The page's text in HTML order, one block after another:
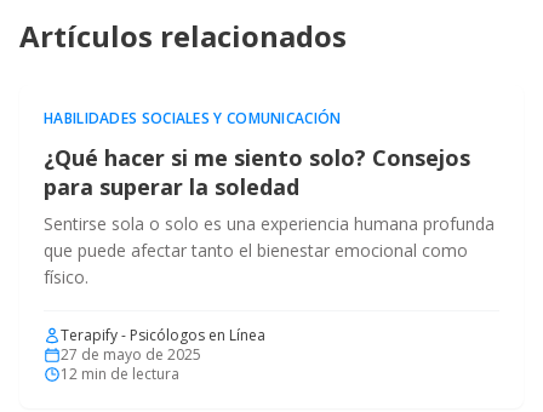
Artículos relacionados
HABILIDADES SOCIALES Y COMUNICACIÓN
¿Qué hacer si me siento solo? Consejos
para superar la soledad
Sentirse sola o solo es una experiencia humana profunda
que puede afectar tanto el bienestar emocional como
físico.
Terapify - Psicólogos en Línea
27 de mayo de 2025
12 min de lectura